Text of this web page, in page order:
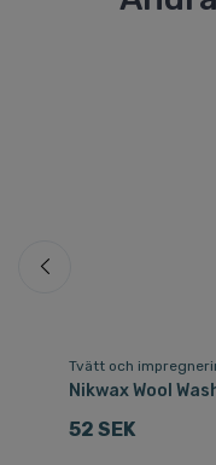
Tvätt och
Nikwax Wool
52 SEK